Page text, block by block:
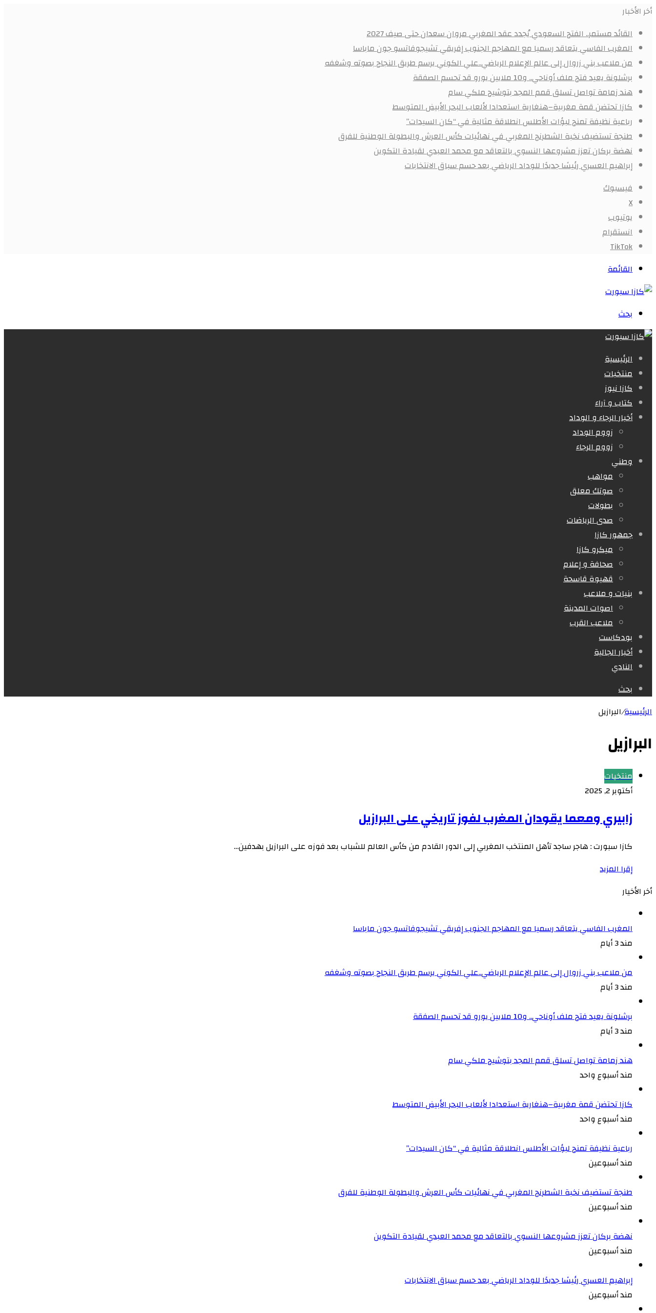
أخر الأخبار
القائد مستمر.. الفتح السعودي يُجدد عقد المغربي مروان سعدان حتى صيف 2027
المغرب الفاسي يتعاقد رسميا مع المهاجم الجنوب إفريقي تشيجوفاتسو جون ماباسا
من ملاعب بني زروال إلى عالم الإعلام الرياضي..علي الكوني يرسم طريق النجاح بصوته وشغفه
برشلونة يعيد فتح ملف أوناحي.. و10 ملايين يورو قد تحسم الصفقة
هند زمامة تواصل تسلق قمم المجد بتوشيح ملكي سام
كازا تحتضن قمة مغربية–هنغارية استعدادا لألعاب البحر الأبيض المتوسط
رباعية نظيفة تمنح لبؤات الأطلس انطلاقة مثالية في “كان السيدات”
طنجة تستضيف نخبة الشطرنج المغربي في نهائيات كأس العرش والبطولة الوطنية للفرق
نهضة بركان تعزز مشروعها النسوي بالتعاقد مع محمد العبدي لقيادة التكوين
إبراهيم العسري رئيسًا جديدًا للوداد الرياضي بعد حسم سباق الانتخابات
فيسبوك
X
يوتيوب
انستقرام
‫TikTok
القائمة
بحث
الرئيسية
منتخبات
كازا نيوز
كتاب و آراء
أخبار الرجاء و الوداد
زووم الوداد
زووم الرجاء
وطني
مواهب
صوتك معلق
بطولات
صدى الرياضات
جمهور كازا
ميكرو كازا
صحافة و إعلام
قهيوة قاسحة
بنيات و ملاعب
اصوات المدينة
ملاعب القرب
بودكاست
أخبار الجالية
النادي
بحث
الرئيسية/البرازيل
البرازيل
منتخبات
أكتوبر 2, 2025
زابيري ومعما يقودان المغرب لفوز تاريخي على البرازيل
كازا سبورت : هاجر ساجد تأهل المنتخب المغربي إلى الدور القادم من كأس العالم للشباب بعد فوزه على البرازيل بهدفين…
إقرا المزيد
أخر الأخيار
المغرب الفاسي يتعاقد رسميا مع المهاجم الجنوب إفريقي تشيجوفاتسو جون ماباسا
مند 3 أيام
من ملاعب بني زروال إلى عالم الإعلام الرياضي..علي الكوني يرسم طريق النجاح بصوته وشغفه
مند 3 أيام
برشلونة يعيد فتح ملف أوناحي.. و10 ملايين يورو قد تحسم الصفقة
مند 3 أيام
هند زمامة تواصل تسلق قمم المجد بتوشيح ملكي سام
مند أسبوع واحد
كازا تحتضن قمة مغربية–هنغارية استعدادا لألعاب البحر الأبيض المتوسط
مند أسبوع واحد
رباعية نظيفة تمنح لبؤات الأطلس انطلاقة مثالية في “كان السيدات”
مند أسبوعين
طنجة تستضيف نخبة الشطرنج المغربي في نهائيات كأس العرش والبطولة الوطنية للفرق
مند أسبوعين
نهضة بركان تعزز مشروعها النسوي بالتعاقد مع محمد العبدي لقيادة التكوين
مند أسبوعين
إبراهيم العسري رئيسًا جديدًا للوداد الرياضي بعد حسم سباق الانتخابات
مند أسبوعين